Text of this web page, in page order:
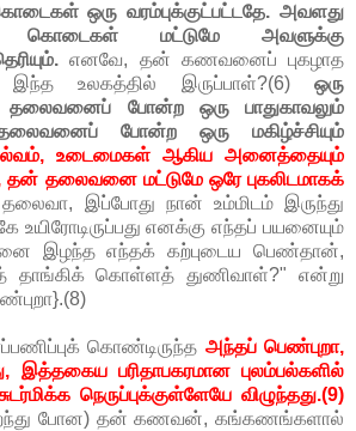
ஒரு வரம்புக்குட்பட்டதே. அவளது
மட்டுமே அவளுக்கு
எனவே, தன் கணவனைப் புகழாத
உலகத்தில் இருப்பாள்?(6) ஒரு
போன்ற ஒரு பாதுகாவலும்
போன்ற ஒரு மகிழ்ச்சியும்
உடைமைகள் ஆகிய அனைத்தையும்
தலைவனை மட்டுமே ஒரே புகலிடமாகக்
இப்போது நான் உம்மிடம் இருந்து
உயிரோடிருப்பது எனக்கு எந்தப் பயனையும்
இழந்த எந்தக் கற்புடைய பெண்தான்,
தாங்கிக் கொள்ளத் துணிவாள்?" என்று
கொண்டிருந்த அந்தப் பெண்புறா,
இத்தகைய பரிதாபகரமான புலம்பல்களில்
நெருப்புக்குள்ளேயே விழுந்தது.(9)
போன) தன் கணவன், கங்கணங்களால்